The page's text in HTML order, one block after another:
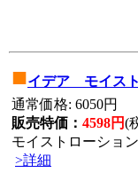
■イデア モイスト
通常価格: 6050円
販売特価： 4598円(
モイストローショ
>詳細